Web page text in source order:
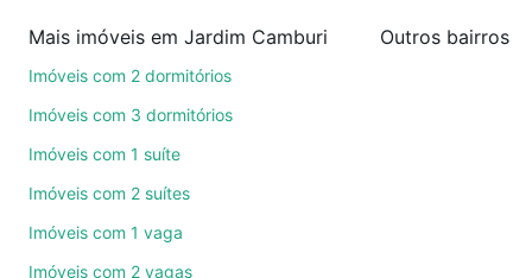
de imóveis.
ruas, bairros e até condomínios favoritos. Você
também pode usar os filtros como quantidade de
quartos, suítes, com ou sem vaga de garagem para
Mais imóveis em Jardim Camburi
Imóveis com 2 dormitórios
Imóveis com 3 dormitórios
Imóveis com 1 suíte
Imóveis com 2 suítes
Imóveis com 1 vaga
Imóveis com 2 vagas
Outros bairros